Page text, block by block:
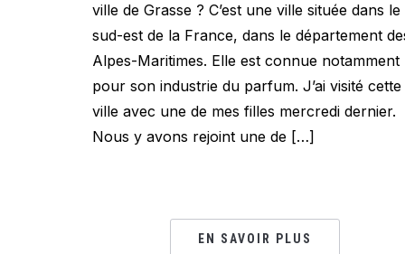
ville de Grasse ? C’est une ville située dans le
sud-est de la France, dans le département
Alpes-Maritimes. Elle est connue notamment
pour son industrie du parfum. J’ai visité cette
ville avec une de mes filles mercredi dernier.
Nous y avons rejoint une de […]
EN SAVOIR PLUS